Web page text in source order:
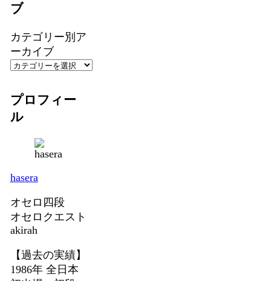
ブ
カテゴリー別ア
ーカイブ
プロフィー
ル
hasera
オセロ四段
オセロクエスト
akirah
【過去の実績】
1986年 全日本